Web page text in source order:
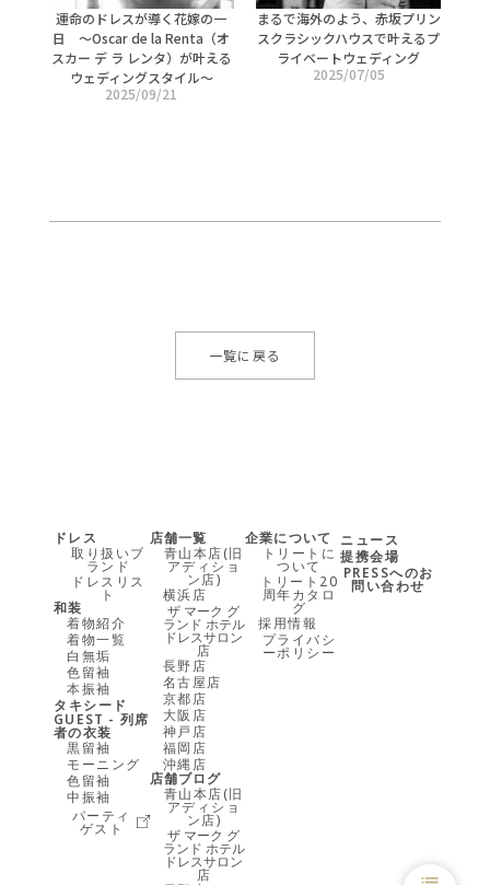
運命のドレスが導く花嫁の一
日 ～Oscar de la Renta（オ
スカー デ ラ レンタ）が叶える
ウェディングスタイル～
2025/09/21
まるで海外のよう、赤坂プリン
スクラシックハウスで叶えるプ
ライベートウェディング
2025/07/05
一覧に戻る
ドレス
取り扱いブ
ランド
ドレスリス
ト
和装
着物紹介
着物一覧
白無垢
色留袖
本振袖
タキシード
GUEST - 列席
者の衣装
黒留袖
モーニング
色留袖
中振袖
パーティ
ゲスト
店舗一覧
青山本店(旧
アディショ
ン店)
横浜店
ザ マーク グ
ランド ホテル
ドレスサロン
店
長野店
名古屋店
京都店
大阪店
神戸店
福岡店
沖縄店
店舗ブログ
青山本店(旧
アディショ
ン店)
ザ マーク グ
ランド ホテル
ドレスサロン
店
企業について
トリートに
ついて
トリート20
周年カタロ
グ
採用情報
プライバシ
ーポリシー
ニュース
提携会場
PRESSへのお
問い合わせ